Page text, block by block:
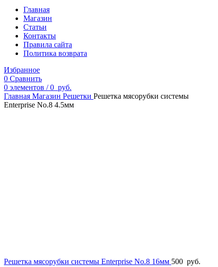
Главная
Магазин
Статьи
Контакты
Правила сайта
Политика возврата
Избранное
0 Сравнить
0 элементов / 0 руб.
Главная Магазин Решетки Решетка мясорубки системы
Enterprise No.8 4.5мм
Решетка мясорубки системы Enterprise No.8 16мм 500 руб.